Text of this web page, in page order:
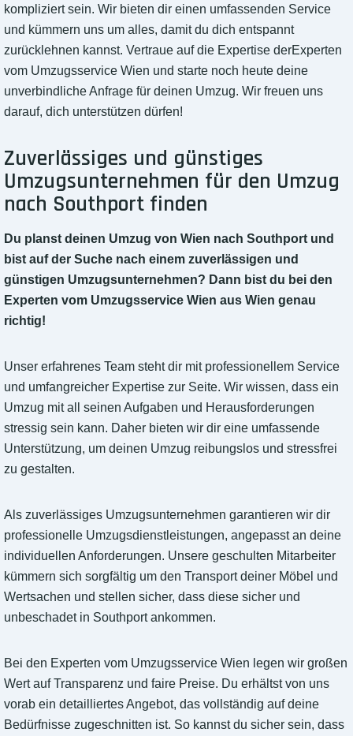
kompliziert sein. Wir bieten dir einen umfassenden Service
und kümmern uns um alles, damit du dich entspannt
zurücklehnen kannst. Vertraue auf die Expertise derExperten
vom Umzugsservice Wien und starte noch heute deine
unverbindliche Anfrage für deinen Umzug. Wir freuen uns
darauf, dich unterstützen dürfen!
Zuverlässiges und günstiges
Umzugsunternehmen für den Umzug
nach Southport finden
Du planst deinen Umzug von Wien nach Southport und
bist auf der Suche nach einem zuverlässigen und
günstigen Umzugsunternehmen? Dann bist du bei den
Experten vom Umzugsservice Wien aus Wien genau
richtig!
Unser erfahrenes Team steht dir mit professionellem Service
und umfangreicher Expertise zur Seite. Wir wissen, dass ein
Umzug mit all seinen Aufgaben und Herausforderungen
stressig sein kann. Daher bieten wir dir eine umfassende
Unterstützung, um deinen Umzug reibungslos und stressfrei
zu gestalten.
Als zuverlässiges Umzugsunternehmen garantieren wir dir
professionelle Umzugsdienstleistungen, angepasst an deine
individuellen Anforderungen. Unsere geschulten Mitarbeiter
kümmern sich sorgfältig um den Transport deiner Möbel und
Wertsachen und stellen sicher, dass diese sicher und
unbeschadet in Southport ankommen.
Bei den Experten vom Umzugsservice Wien legen wir großen
Wert auf Transparenz und faire Preise. Du erhältst von uns
vorab ein detailliertes Angebot, das vollständig auf deine
Bedürfnisse zugeschnitten ist. So kannst du sicher sein, dass